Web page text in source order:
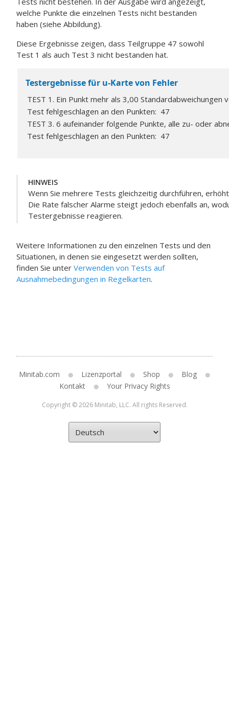
welche Punkte die einzelnen Tests nicht bestanden
haben (siehe Abbildung).
Diese Ergebnisse zeigen, dass Teilgruppe 47 sowohl
Test 1 als auch Test 3 nicht bestanden hat.
Testergebnisse für u-Karte von Fehler
TEST 1. Ein Punkt mehr als 3,00 Standardabweichungen
Test fehlgeschlagen an den Punkten: 47
TEST 3. 6 aufeinander folgende Punkte, alle zu- oder
Test fehlgeschlagen an den Punkten: 47
HINWEIS
Wenn Sie mehrere Tests gleichzeitig durchführen,
Die Rate falscher Alarme steigt jedoch ebenfalls an,
Testergebnisse reagieren.
Weitere Informationen zu den einzelnen Tests und den
Situationen, in denen sie eingesetzt werden sollten,
finden Sie unter Verwenden von Tests auf
Ausnahmebedingungen in Regelkarten.
Minitab.com Lizenzportal Shop
Blog
Kontakt
Your Privacy Rights
Copyright © 2026 Minitab, LLC. All rights Reserved.